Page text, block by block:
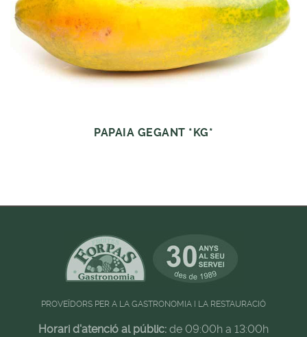
PAPAIA GEGANT *KG*
PROVEÏDORS PER A LA GASTRONOMIA I LA RESTAURACIÓ
Horari d'atenció al públic: de 09:00h a 13:00h